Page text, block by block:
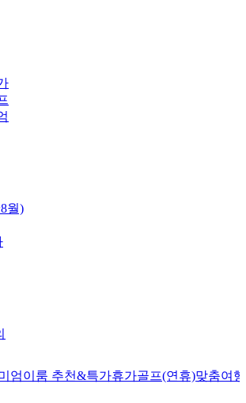
월)
엄이룸 추천&특가휴가골프(연휴)맞춤여